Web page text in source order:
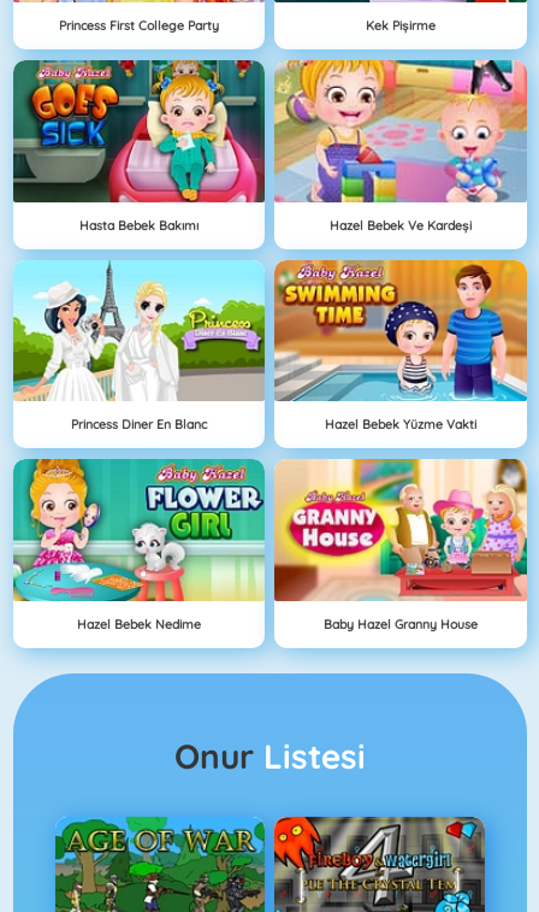
Princess First College Party Kek Pişirme
Hasta Bebek Bakımı Hazel Bebek Ve Kardeşi
Princess Diner En Blanc Hazel Bebek Yüzme Vakti
Hazel Bebek Nedime Baby Hazel Granny House
Onur Listesi